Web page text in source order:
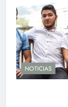
NOTICIAS